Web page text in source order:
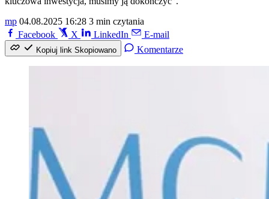
mp 04.08.2025 16:28 3 min czytania
Facebook
X LinkedIn E-mail
Kopiuj link Skopiowano Komentarze